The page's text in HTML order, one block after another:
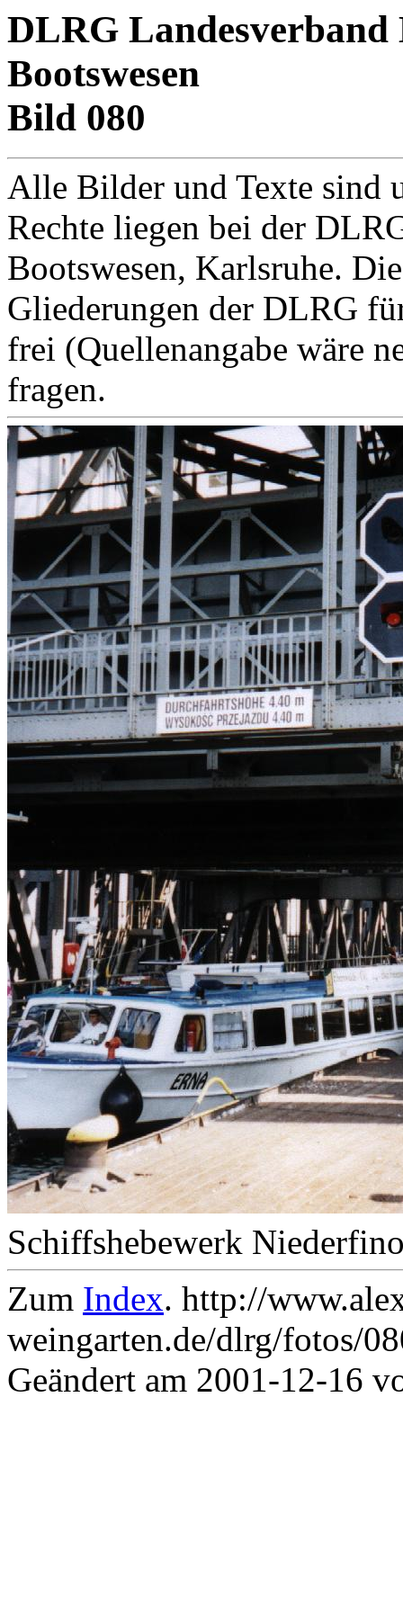
DLRG Landesverband
Bootswesen
Bild 080
Alle Bilder und Texte sind
Rechte liegen bei der
Bootswesen, Karlsruhe.
Gliederungen der DLRG
frei (Quellenangabe wäre
fragen.
Schiffshebewerk
Zum Index. http://
weingarten.de/dlrg/fotos/
Geändert am 2001-12-16